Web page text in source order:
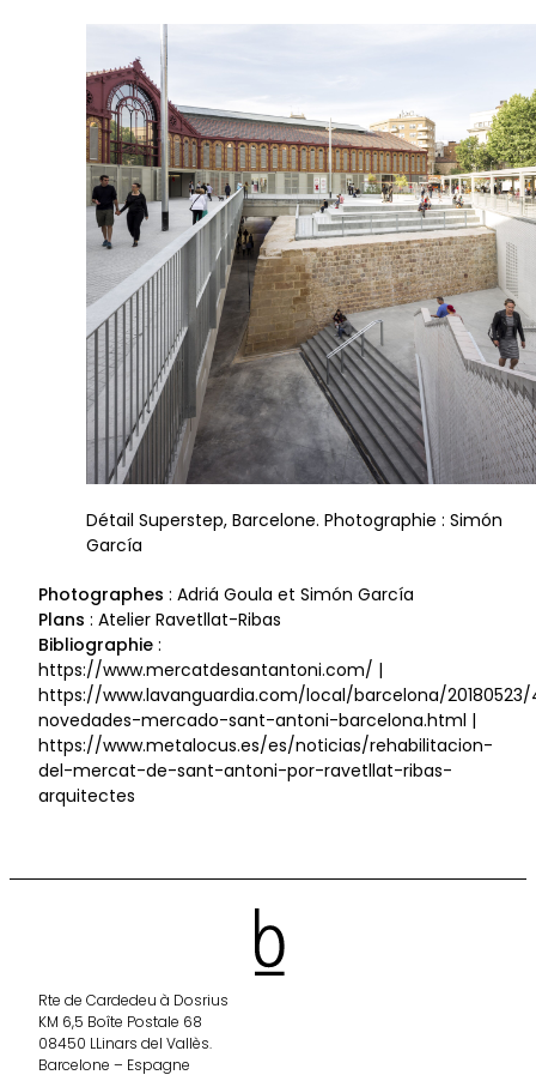
Détail Superstep, Barcelone. Photographie : Simón
García
Photographes : Adriá Goula et Simón García
Plans : Atelier Ravetllat-Ribas
Bibliographie :
https://www.mercatdesantantoni.com/ |
https://www.lavanguardia.com/local/barcelona/
novedades-mercado-sant-antoni-barcelona.html |
https://www.metalocus.es/es/noticias/rehabilitacion-
del-mercat-de-sant-antoni-por-ravetllat-ribas-
arquitectes
Rte de Cardedeu à Dosrius
KM 6,5 Boîte Postale 68
08450 LLinars del Vallès.
Barcelone – Espagne